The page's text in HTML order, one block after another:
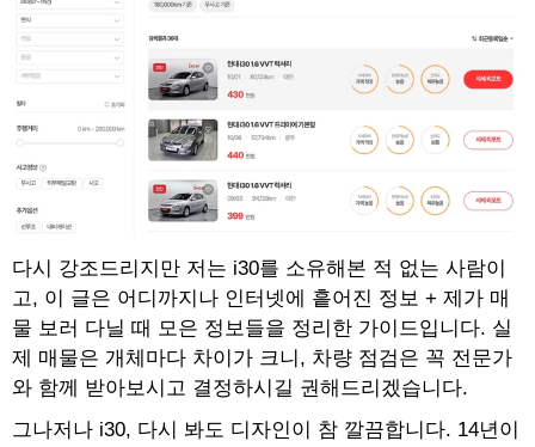
다시 강조드리지만 저는 i30를 소유해본 적 없는 사람이
고, 이 글은 어디까지나 인터넷에 흩어진 정보 + 제가 매
물 보러 다닐 때 모은 정보들을 정리한 가이드입니다. 실
제 매물은 개체마다 차이가 크니, 차량 점검은 꼭 전문가
와 함께 받아보시고 결정하시길 권해드리겠습니다.
그나저나 i30, 다시 봐도 디자인이 참 깔끔합니다. 14년이